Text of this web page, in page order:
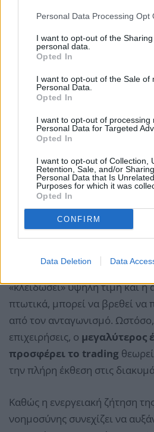
Personal Data Processing Opt
I want to opt-out of the
personal data.
Opted In
I want to opt-out of the Sale of
Personal Data.
Opted In
I want to opt-out of processing
Personal Data for Targeted
Opted In
I want to opt-out of Collection,
Retention, Sale, and/or
Personal Data that Is
Purposes for which it was
Opted In
CONFIRM
Data Deletion Data
βάση, καθώς και τη
συμβολαίων προμήθειας.
Για ορισμένους τεχνολογικούς
δραστηριότητα αυτή δεν
και η Microsoft έχουν λάβει
και χρόνια, ενώ η Meta είναι
«παίκτης» που μπαίνει
εταιρείες, όπως
η Google και
επίσης τις ομάδες τους με
ανάπτυξη αγορών
διαχείριση ενεργειακού
κατασκευής data centers
σύναψη νέων συμφωνιών
Η προσέγγιση αυτή ενέχει και
«κλειδώσει» υψηλή τιμή και η
πτωτικά, μπορεί να βρεθεί να
από τον ανταγωνισμό. Ωστόσο,
επιχειρήσεις, ο μεγαλύτερος
προσφέρει το trading
την πλήρη έκθεση στις
Καθώς η ενεργειακή ζήτηση
νοημοσύνης συνεχίζει να